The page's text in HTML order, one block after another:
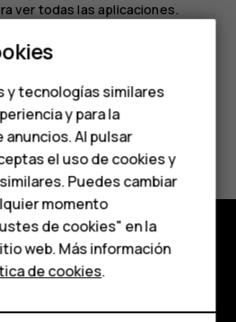
gama
M
ver todas las aplicaciones.
y tecnologías similares
y para la
Al pulsar
el uso de cookies y
Puedes cambiar
momento
de cookies" en la
web. Más información
de cookies.